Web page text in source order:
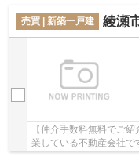
売買 | 新築一戸建
綾瀬市上
【仲介手数料無料でご
業している不動産会社